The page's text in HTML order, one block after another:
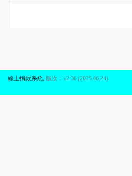
線上捐款系統 版次：v2.36 (2025.06.24)